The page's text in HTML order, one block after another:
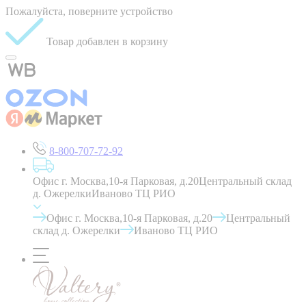
Пожалуйста, поверните устройство
Товар добавлен в корзину
8-800-707-72-92
Офис г. Москва,10-я Парковая, д.20Центральный склад
д. ОжерелкиИваново ТЦ РИО
Офис г. Москва,10-я Парковая, д.20
Центральный
склад д. Ожерелки
Иваново ТЦ РИО